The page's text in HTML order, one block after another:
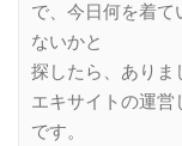
で、今日何を着て
ないかと
探したら、ありま
エキサイトの運営
です。